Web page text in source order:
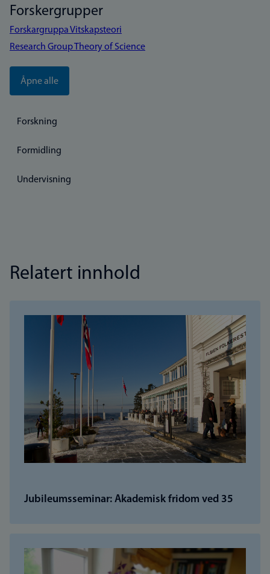
Forskergrupper
Forskargruppa Vitskapsteori
Research Group Theory of Science
Åpne alle
Forskning
Formidling
Undervisning
Relatert innhold
Jubileumsseminar: Akademisk fridom ved 35